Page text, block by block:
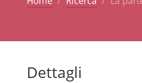
Dettagli